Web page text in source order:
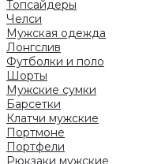
Топсайдеры
Челси
Мужская одежда
Лонгслив
Футболки и поло
Шорты
Мужские сумки
Барсетки
Клатчи мужские
Портмоне
Портфели
Рюкзаки мужские